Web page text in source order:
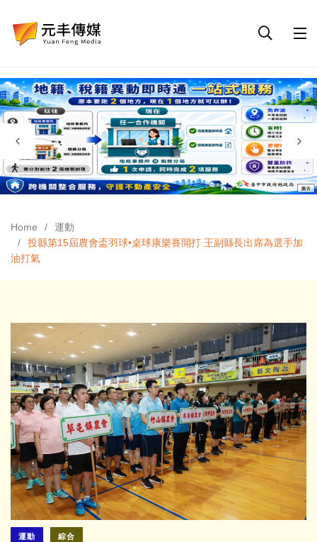
Home
運動
投縣第15屆農會盃羽球•桌球康樂賽開打 王副縣長出席為選手加
油打氣
運動 綜合